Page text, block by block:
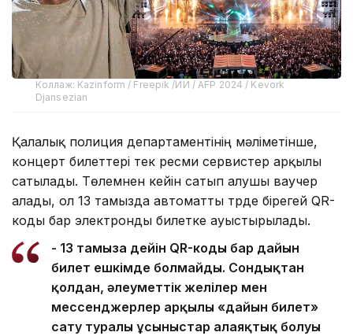
Коллаж: Kazinform / Freepik /ИИ / AFP 2024 / Kevork
Djansezian
Қалалық полиция департаментінің мәліметінше,
концерт билеттері тек ресми сервистер арқылы
сатылады. Төлемнен кейін сатып алушы ваучер
алады, ол 13 тамызда автоматты түрде бірегей QR-
коды бар электронды билетке ауыстырылады.
- 13 тамызға дейін QR-коды бар дайын
билет ешкімде болмайды. Сондықтан
қолдан, әлеуметтік желілер мен
мессенджерлер арқылы «дайын билет»
сату туралы ұсыныстар алаяқтық болуы